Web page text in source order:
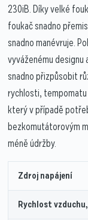
230iB. Díky velké
foukač snadno
snadno manévruje.
vyváženému
snadno přizpůsobit
rychlosti,
který v případě
bezkomutátorovým
méně údržby.
Zdroj napájení
Rychlost